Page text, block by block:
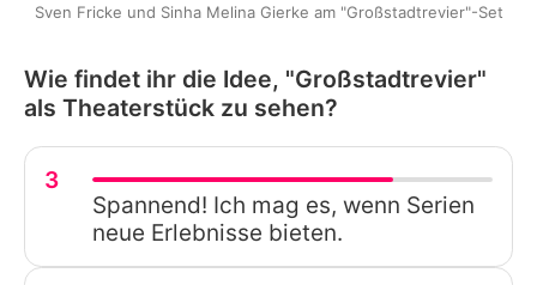
Sven Fricke und Sinha Melina Gierke am "Großstadtrevier"-Set
Wie findet ihr die Idee, "Großstadtrevier"
als Theaterstück zu sehen?
3
Spannend! Ich mag es, wenn Serien
neue Erlebnisse bieten.